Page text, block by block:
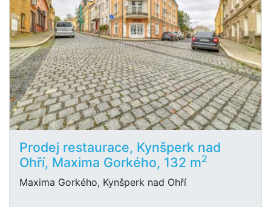
Prodej restaurace, Kynšperk nad
Ohří, Maxima Gorkého, 132 m2
Maxima Gorkého, Kynšperk nad Ohří